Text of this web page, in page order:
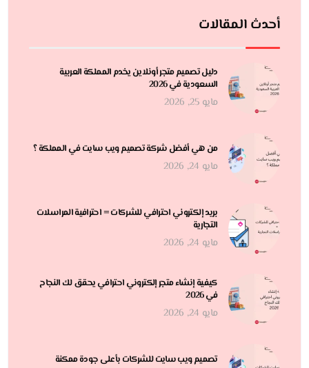
أحدث المقالات
دليل تصميم متجر أونلاين يخدم المملكة العربية
السعودية في 2026
مايو 25, 2026
من هي أفضل شركة تصميم ويب سايت في المملكة ؟
مايو 24, 2026
بريد إلكتروني احترافي للشركات = احترافية المراسلات
التجارية
مايو 24, 2026
كيفية إنشاء متجر إلكتروني احترافي يحقق لك النجاح
في 2026
مايو 24, 2026
تصميم ويب سايت للشركات بأعلى جودة ممكنة